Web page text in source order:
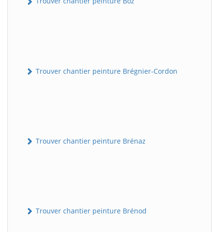
Trouver chantier peinture Brégnier-Cordon
Trouver chantier peinture Brénaz
Trouver chantier peinture Brénod